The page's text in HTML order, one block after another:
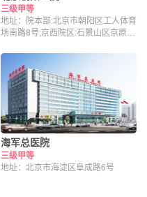
三级甲等
地址：院本部:北京市朝阳区工人体育
场南路8号;京西院区:石景山区京原路
海军总医院
三级甲等
地址：北京市海淀区阜成路6号